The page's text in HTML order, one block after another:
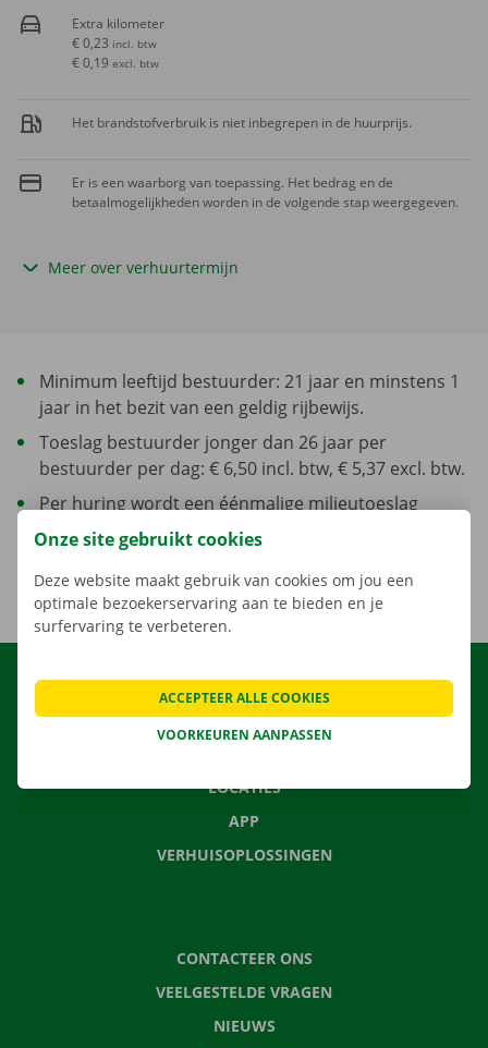
Extra kilometer
€ 0,23 incl. btw
€ 0,19 excl. btw
Het brandstofverbruik is niet inbegrepen in de huurprijs.
Er is een waarborg van toepassing. Het bedrag en de
betaalmogelijkheden worden in de volgende stap weergegeven.
Meer over verhuurtermijn
Minimum leeftijd bestuurder: 21 jaar en minstens 1
jaar in het bezit van een geldig rijbewijs.
Toeslag bestuurder jonger dan 26 jaar per
bestuurder per dag: € 6,50 incl. btw, € 5,37 excl. btw.
Per huring wordt een éénmalige milieutoeslag
aangerekend van € 5,89 excl BTW, € 7,13 incl BTW.
HUREN
ONS AANBOD
LOCATIES
APP
VERHUISOPLOSSINGEN
CONTACTEER ONS
VEELGESTELDE VRAGEN
NIEUWS
Onze site gebruikt cookies
Deze website maakt gebruik van cookies om jou een
optimale bezoekerservaring aan te bieden en je
surfervaring te verbeteren.
VOORKEUREN AANPASSEN
ACCEPTEER ALLE COOKIES